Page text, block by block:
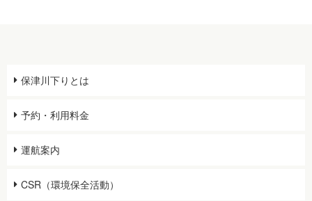
保津川下りとは
予約・利用料金
運航案内
CSR（環境保全活動）